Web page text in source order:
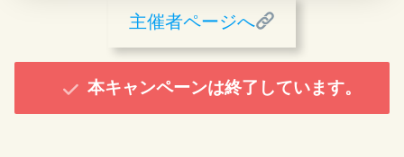
主催者ページへ
本キャンペーンは終了しています。